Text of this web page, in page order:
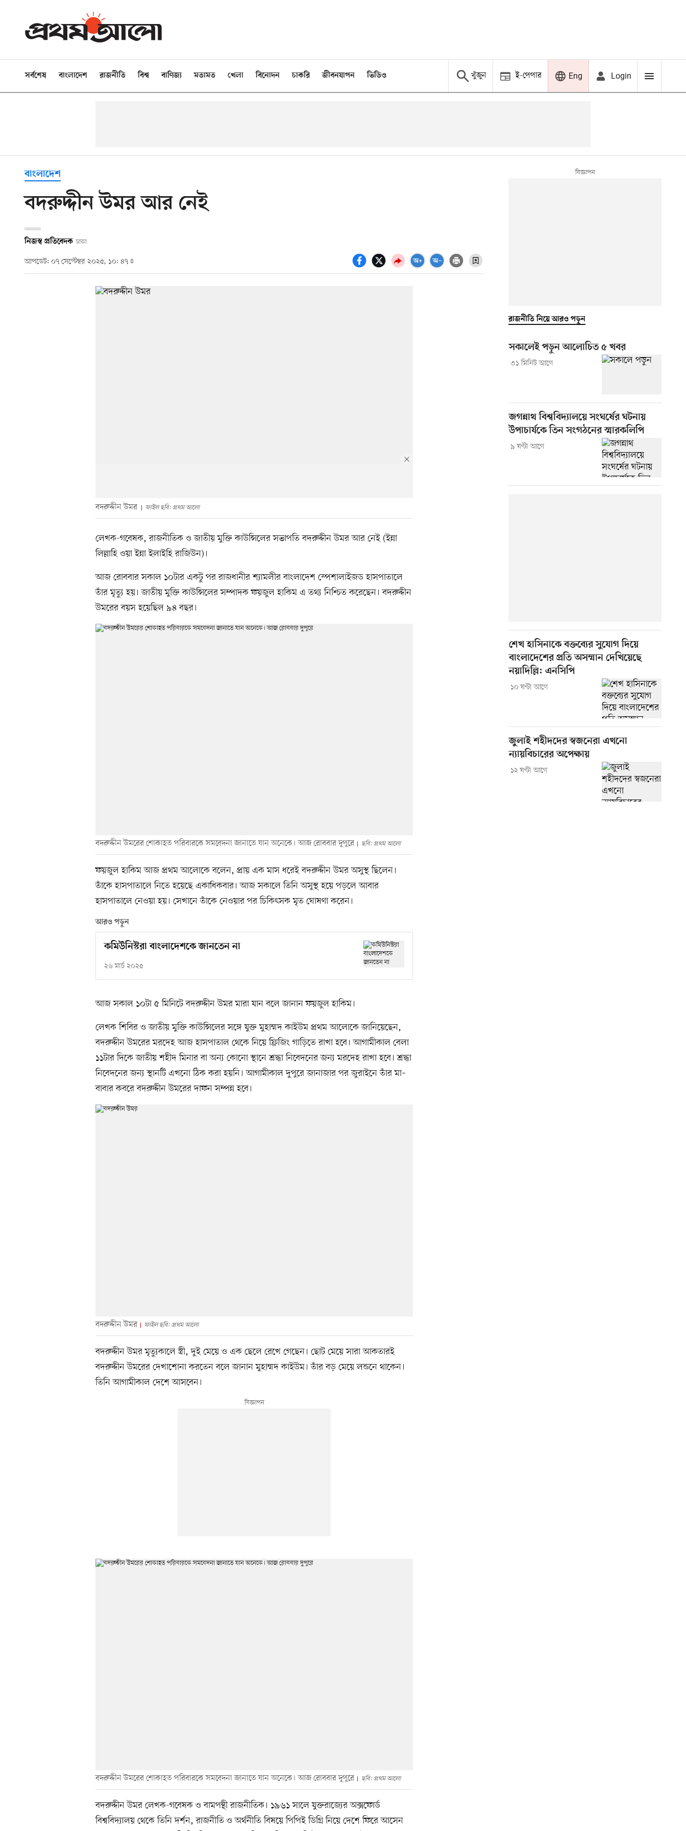
সর্বশেষ বাংলাদেশ রাজনীতি বিশ্ব বাণিজ্য মতামত খেলা বিনোদন চাকরি জীবনযাপন ভিডিও খুঁজুন ই-পেপার Eng Login
বাংলাদেশ
বদরুদ্দীন উমর আর নেই
নিজস্ব প্রতিবেদক ঢাকা
আপডেট: ০৭ সেপ্টেম্বর ২০২৫, ১০: ৪৭
বদরুদ্দীন উমর ফাইল ছবি: প্রথম আলো
লেখক-গবেষক, রাজনীতিক ও জাতীয় মুক্তি কাউন্সিলের সভাপতি বদরুদ্দীন উমর আর নেই (ইন্না
লিল্লাহি ওয়া ইন্না ইলাইহি রাজিউন)।
আজ রোববার সকাল ১০টার একটু পর রাজধানীর শ্যামলীর বাংলাদেশ স্পেশালাইজড হাসপাতালে
তাঁর মৃত্যু হয়। জাতীয় মুক্তি কাউন্সিলের সম্পাদক ফয়জুল হাকিম এ তথ্য নিশ্চিত করেছেন। বদরুদ্দীন
উমরের বয়স হয়েছিল ৯৪ বছর।
বদরুদ্দীন উমরের শোকাহত পরিবারকে সমবেদনা জানাতে যান অনেকে। আজ রোববার দুপুরে ছবি: প্রথম আলো
ফয়জুল হাকিম আজ প্রথম আলোকে বলেন, প্রায় এক মাস ধরেই বদরুদ্দীন উমর অসুস্থ ছিলেন।
তাঁকে হাসপাতালে নিতে হয়েছে একাধিকবার। আজ সকালে তিনি অসুস্থ হয়ে পড়লে আবার
হাসপাতালে নেওয়া হয়। সেখানে তাঁকে নেওয়ার পর চিকিৎসক মৃত ঘোষণা করেন।
আরও পড়ুন
কমিউনিস্টরা বাংলাদেশকে জানতেন না
২৬ মার্চ ২০২৫
আজ সকাল ১০টা ৫ মিনিটে বদরুদ্দীন উমর মারা যান বলে জানান ফয়জুল হাকিম।
লেখক শিবির ও জাতীয় মুক্তি কাউন্সিলের সঙ্গে যুক্ত মুহাম্মদ কাইউম প্রথম আলোকে জানিয়েছেন,
বদরুদ্দীন উমরের মরদেহ আজ হাসপাতাল থেকে নিয়ে ফ্রিজিং গাড়িতে রাখা হবে। আগামীকাল বেলা
১১টার দিকে জাতীয় শহীদ মিনার বা অন্য কোনো স্থানে শ্রদ্ধা নিবেদনের জন্য মরদেহ রাখা হবে। শ্রদ্ধা
নিবেদনের জন্য স্থানটি এখনো ঠিক করা হয়নি। আগামীকাল দুপুরে জানাজার পর জুরাইনে তাঁর মা–
বাবার কবরে বদরুদ্দীন উমরের দাফন সম্পন্ন হবে।
বদরুদ্দীন উমর ফাইল ছবি: প্রথম আলো
বদরুদ্দীন উমর মৃত্যুকালে স্ত্রী, দুই মেয়ে ও এক ছেলে রেখে গেছেন। ছোট মেয়ে সারা আকতারই
বদরুদ্দীন উমরের দেখাশোনা করতেন বলে জানান মুহাম্মদ কাইউম। তাঁর বড় মেয়ে লন্ডনে থাকেন।
তিনি আগামীকাল দেশে আসবেন।
বদরুদ্দীন উমরের শোকাহত পরিবারকে সমবেদনা জানাতে যান অনেকে। আজ রোববার দুপুরে ছবি: প্রথম আলো
বদরুদ্দীন উমর লেখক-গবেষক ও বামপন্থী রাজনীতিক। ১৯৬১ সালে যুক্তরাজ্যের অক্সফোর্ড
বিশ্ববিদ্যালয় থেকে তিনি দর্শন, রাজনীতি ও অর্থনীতি বিষয়ে পিপিই ডিগ্রি নিয়ে দেশে ফিরে আসেন
রাজনীতি নিয়ে আরও পড়ুন
সকালেই পড়ুন আলোচিত ৫ খবর
৩১ মিনিট আগে
জগন্নাথ বিশ্ববিদ্যালয়ে সংঘর্ষের ঘটনায়
উপাচার্যকে তিন সংগঠনের স্মারকলিপি
৯ ঘণ্টা আগে
শেখ হাসিনাকে বক্তব্যের সুযোগ দিয়ে
বাংলাদেশের প্রতি অসম্মান দেখিয়েছে
নয়াদিল্লি: এনসিপি
১০ ঘণ্টা আগে
জুলাই শহীদদের স্বজনেরা এখনো
ন্যায়বিচারের অপেক্ষায়
১২ ঘণ্টা আগে